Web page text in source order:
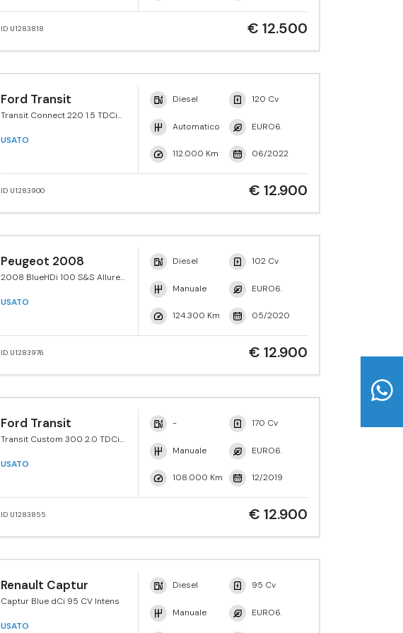
ID U1283818 € 12.500
Ford Transit
Transit Connect 220 1.5 TDCi
USATO
Diesel 120 Cv
Automatico EURO6.
112.000 Km 06/2022
ID U1283900 € 12.900
Peugeot 2008
2008 BlueHDi 100 S&S Allure
USATO
Diesel 102 Cv
Manuale EURO6.
124.300 Km 05/2020
ID U1283976 € 12.900
Ford Transit
Transit Custom 300 2.0 TDCi
USATO
- 170 Cv
Manuale EURO6.
108.000 Km 12/2019
ID U1283855 € 12.900
Renault Captur
Captur Blue dCi 95 CV Intens
USATO
Diesel 95 Cv
Manuale EURO6.